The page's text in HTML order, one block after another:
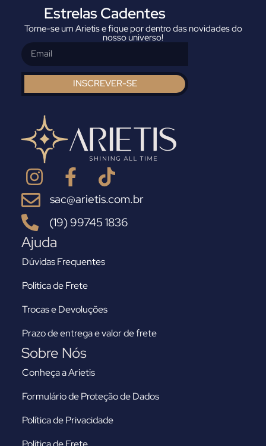
Estrelas Cadentes
Torne-se um Arietis e fique por dentro das novidades do
nosso universo!
INSCREVER-SE
sac@arietis.com.br
(19) 99745 1836
Ajuda
Dúvidas Frequentes
Política de Frete
Trocas e Devoluções
Prazo de entrega e valor de frete
Sobre Nós
Conheça a Arietis
Formulário de Proteção de Dados
Política de Privacidade